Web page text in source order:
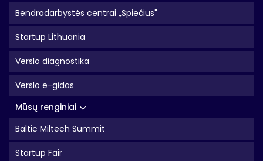
Bendradarbystės centrai „Spiečius"
Startup Lithuania
Verslo diagnostika
Verslo e-gidas
Mūsų renginiai
Baltic Miltech Summit
Startup Fair